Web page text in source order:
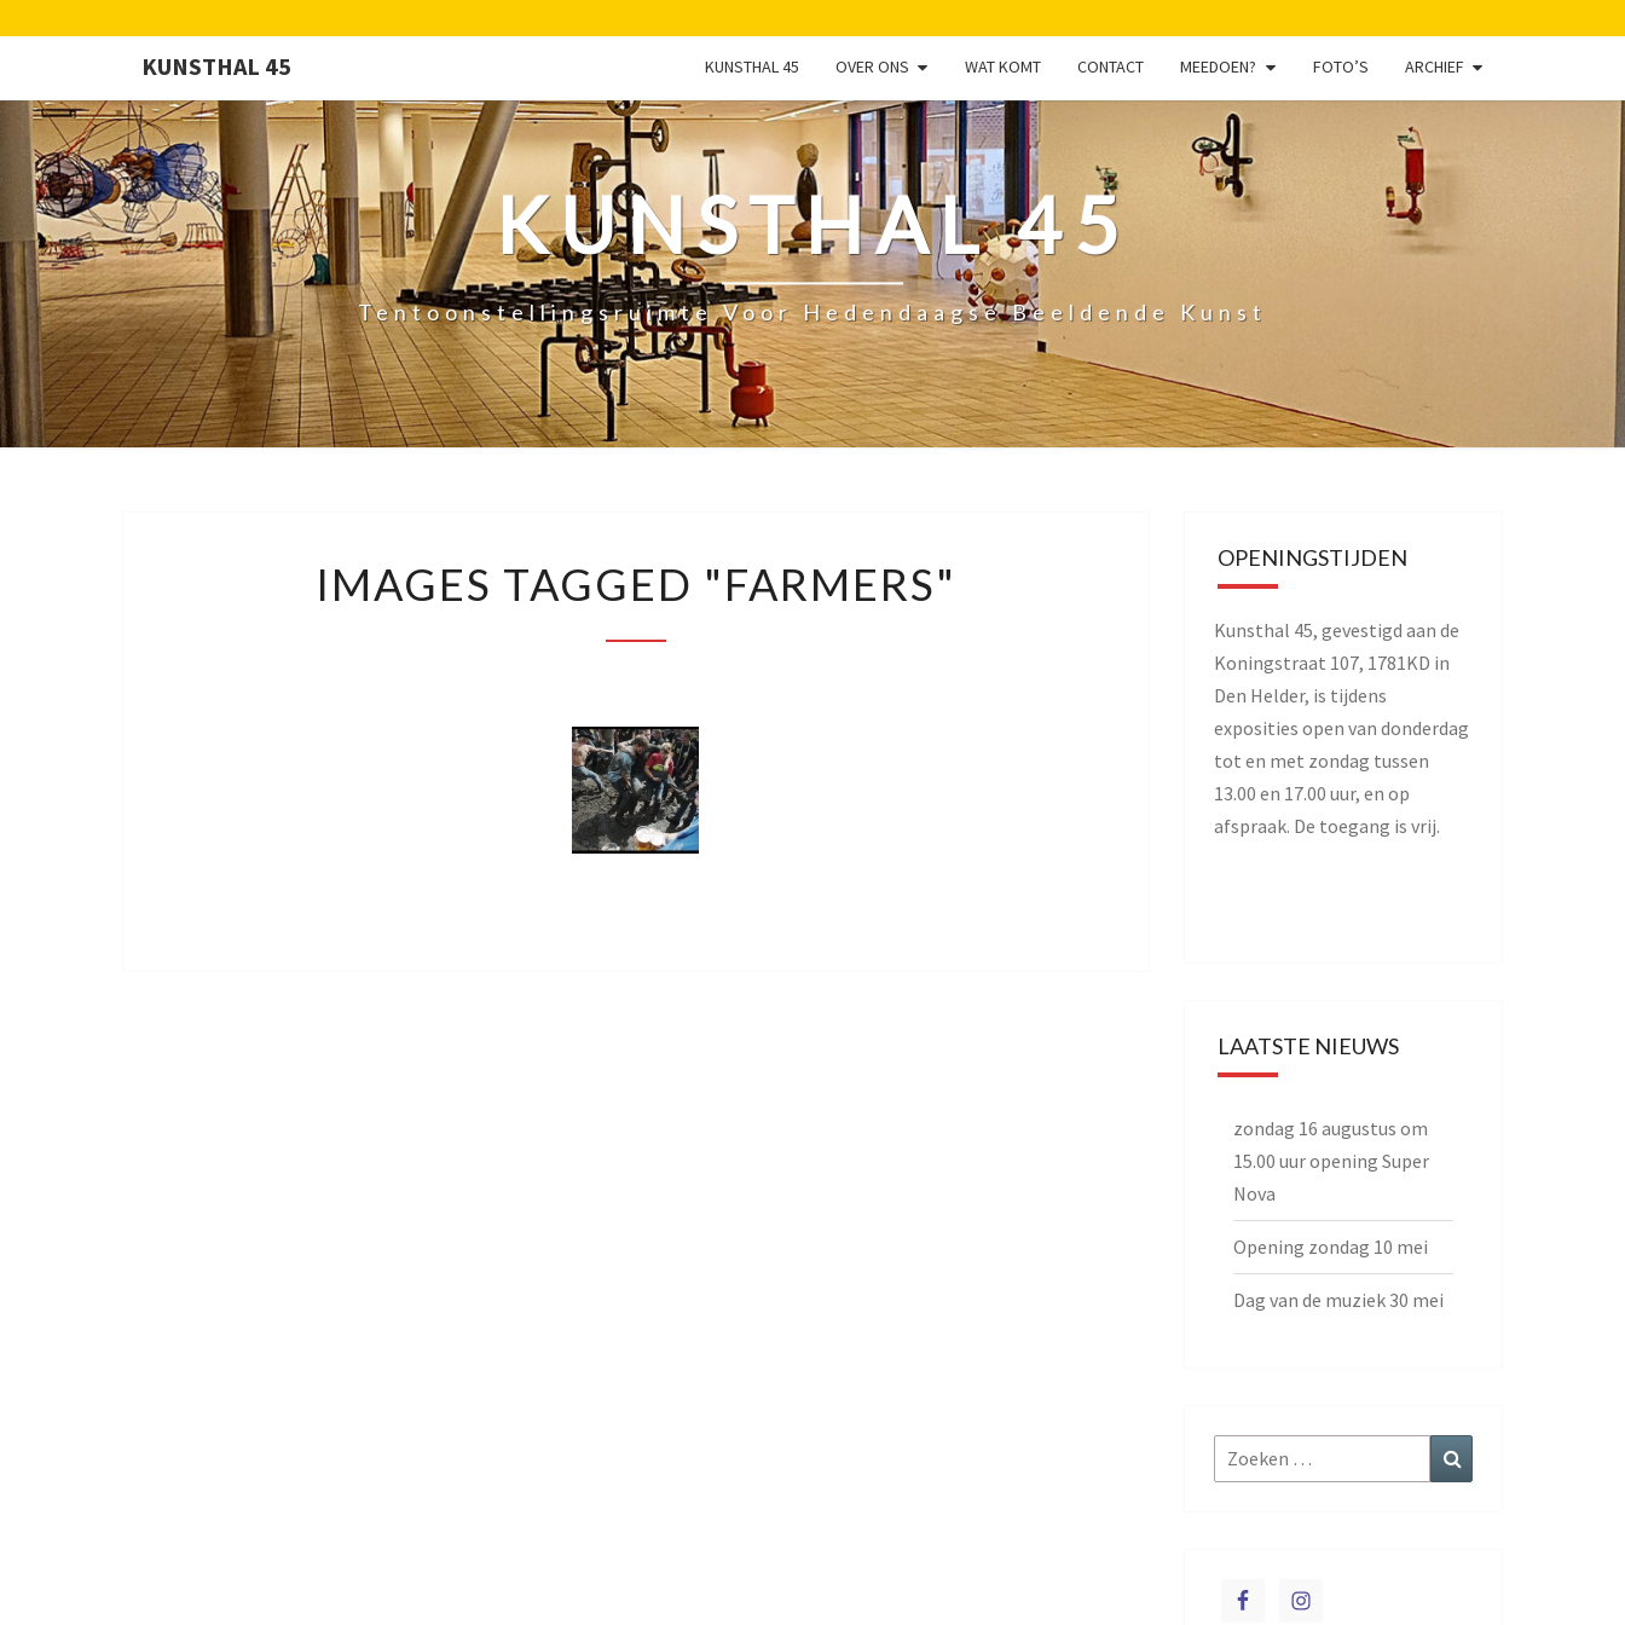
KUNSTHAL 45 KUNSTHAL 45 OVER ONS WAT KOMT CONTACT MEEDOEN? FOTO’S ARCHIEF
KUNSTHAL 45
Tentoonstellingsruimte Voor Hedendaagse Beeldende Kunst
TAGGED
IMAGES TAGGED "FARMERS" OPENINGSTIJDEN
Kunsthal 45, gevestigd aan de
Koningstraat 107, 1781KD in
Den Helder, is tijdens
exposities open van donderdag
tot en met zondag tussen
13.00 en 17.00 uur, en op
afspraak. De toegang is vrij.
LAATSTE NIEUWS
zondag 16 augustus om
15.00 uur opening Super
Nova
Opening zondag 10 mei
Dag van de muziek 30 mei
Zoeken
naar: